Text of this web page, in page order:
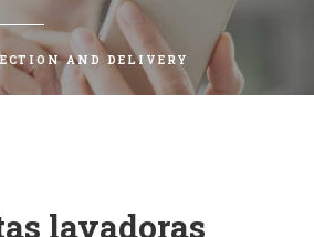
AND DELIVERY
lavadoras